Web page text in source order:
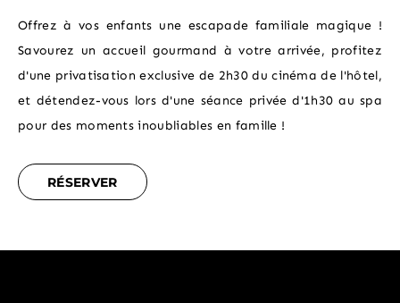
Offrez à vos enfants une escapade familiale magique !
Savourez un accueil gourmand à votre arrivée, profitez
d'une privatisation exclusive de 2h30 du cinéma de l'hôtel,
et détendez-vous lors d'une séance privée d'1h30 au spa
pour des moments inoubliables en famille !
RÉSERVER